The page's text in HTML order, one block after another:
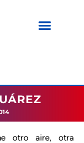
otro aire, otra